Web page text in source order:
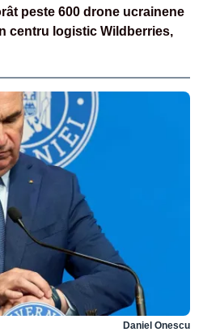
peste 600 drone ucrainene
centru logistic Wildberries,
Daniel Onescu